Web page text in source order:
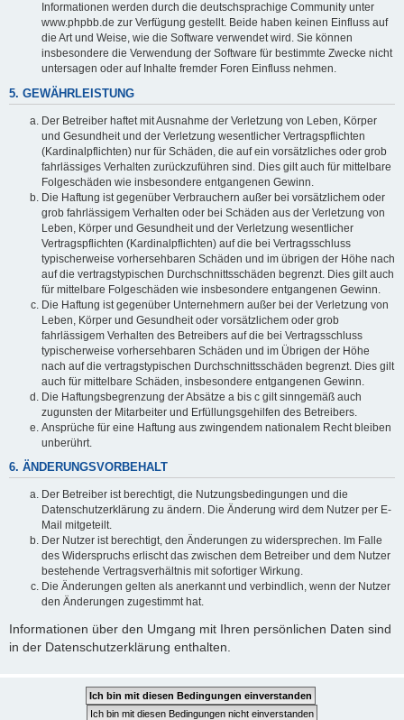
Informationen werden durch die deutschsprachige Community unter
www.phpbb.de zur Verfügung gestellt. Beide haben keinen Einfluss auf
die Art und Weise, wie die Software verwendet wird. Sie können
insbesondere die Verwendung der Software für bestimmte Zwecke nicht
untersagen oder auf Inhalte fremder Foren Einfluss nehmen.
5. GEWÄHRLEISTUNG
Der Betreiber haftet mit Ausnahme der Verletzung von Leben, Körper
und Gesundheit und der Verletzung wesentlicher Vertragspflichten
(Kardinalpflichten) nur für Schäden, die auf ein vorsätzliches oder grob
fahrlässiges Verhalten zurückzuführen sind. Dies gilt auch für mittelbare
Folgeschäden wie insbesondere entgangenen Gewinn.
Die Haftung ist gegenüber Verbrauchern außer bei vorsätzlichem oder
grob fahrlässigem Verhalten oder bei Schäden aus der Verletzung von
Leben, Körper und Gesundheit und der Verletzung wesentlicher
Vertragspflichten (Kardinalpflichten) auf die bei Vertragsschluss
typischerweise vorhersehbaren Schäden und im übrigen der Höhe nach
auf die vertragstypischen Durchschnittsschäden begrenzt. Dies gilt auch
für mittelbare Folgeschäden wie insbesondere entgangenen Gewinn.
Die Haftung ist gegenüber Unternehmern außer bei der Verletzung von
Leben, Körper und Gesundheit oder vorsätzlichem oder grob
fahrlässigem Verhalten des Betreibers auf die bei Vertragsschluss
typischerweise vorhersehbaren Schäden und im Übrigen der Höhe
nach auf die vertragstypischen Durchschnittsschäden begrenzt. Dies gilt
auch für mittelbare Schäden, insbesondere entgangenen Gewinn.
Die Haftungsbegrenzung der Absätze a bis c gilt sinngemäß auch
zugunsten der Mitarbeiter und Erfüllungsgehilfen des Betreibers.
Ansprüche für eine Haftung aus zwingendem nationalem Recht bleiben
unberührt.
6. ÄNDERUNGSVORBEHALT
Der Betreiber ist berechtigt, die Nutzungsbedingungen und die
Datenschutzerklärung zu ändern. Die Änderung wird dem Nutzer per E-
Mail mitgeteilt.
Der Nutzer ist berechtigt, den Änderungen zu widersprechen. Im Falle
des Widerspruchs erlischt das zwischen dem Betreiber und dem Nutzer
bestehende Vertragsverhältnis mit sofortiger Wirkung.
Die Änderungen gelten als anerkannt und verbindlich, wenn der Nutzer
den Änderungen zugestimmt hat.
Informationen über den Umgang mit Ihren persönlichen Daten sind
in der Datenschutzerklärung enthalten.